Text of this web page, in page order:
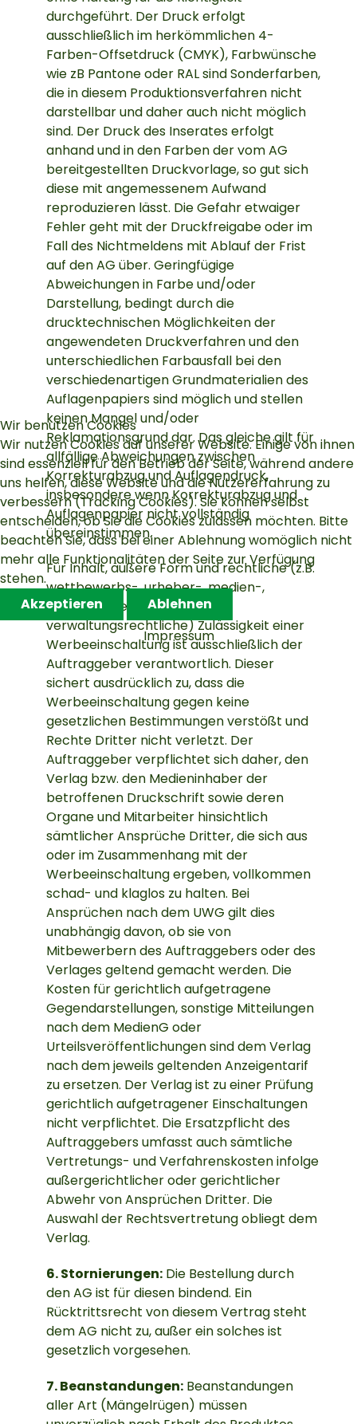
durchgeführt. Der Druck erfolgt
ausschließlich im herkömmlichen 4-
Farben-Offsetdruck (CMYK), Farbwünsche
wie zB Pantone oder RAL sind Sonderfarben,
die in diesem Produktionsverfahren nicht
darstellbar und daher auch nicht möglich
sind. Der Druck des Inserates erfolgt
anhand und in den Farben der vom AG
bereitgestellten Druckvorlage, so gut sich
diese mit angemessenem Aufwand
reproduzieren lässt. Die Gefahr etwaiger
Fehler geht mit der Druckfreigabe oder im
Fall des Nichtmeldens mit Ablauf der Frist
auf den AG über. Geringfügige
Abweichungen in Farbe und/oder
Darstellung, bedingt durch die
drucktechnischen Möglichkeiten der
angewendeten Druckverfahren und den
unterschiedlichen Farbausfall bei den
verschiedenartigen Grundmaterialien des
Auflagenpapiers sind möglich und stellen
keinen Mangel und/oder
Reklamationsgrund dar. Das gleiche gilt für
allfällige Abweichungen zwischen
Korrekturabzug und Auflagendruck,
insbesondere wenn Korrekturabzug und
Auflagenpapier nicht vollständig
übereinstimmen.
Für Inhalt, äußere Form und rechtliche (z.B.
wettbewerbs-, urheber-, medien-,
persönlichkeits- und
verwaltungsrechtliche) Zulässigkeit einer
Werbeeinschaltung ist ausschließlich der
Auftraggeber verantwortlich. Dieser
sichert ausdrücklich zu, dass die
Werbeeinschaltung gegen keine
gesetzlichen Bestimmungen verstößt und
Rechte Dritter nicht verletzt. Der
Auftraggeber verpflichtet sich daher, den
Verlag bzw. den Medieninhaber der
betroffenen Druckschrift sowie deren
Organe und Mitarbeiter hinsichtlich
sämtlicher Ansprüche Dritter, die sich aus
oder im Zusammenhang mit der
Werbeeinschaltung ergeben, vollkommen
schad- und klaglos zu halten. Bei
Ansprüchen nach dem UWG gilt dies
unabhängig davon, ob sie von
Mitbewerbern des Auftraggebers oder des
Verlages geltend gemacht werden. Die
Kosten für gerichtlich aufgetragene
Gegendarstellungen, sonstige Mitteilungen
nach dem MedienG oder
Urteilsveröffentlichungen sind dem Verlag
nach dem jeweils geltenden Anzeigentarif
zu ersetzen. Der Verlag ist zu einer Prüfung
gerichtlich aufgetragener Einschaltungen
nicht verpflichtet. Die Ersatzpflicht des
Auftraggebers umfasst auch sämtliche
Vertretungs- und Verfahrenskosten infolge
außergerichtlicher oder gerichtlicher
Abwehr von Ansprüchen Dritter. Die
Auswahl der Rechtsvertretung obliegt dem
Verlag.
6. Stornierungen: Die Bestellung durch
den AG ist für diesen bindend. Ein
Rücktrittsrecht von diesem Vertrag steht
dem AG nicht zu, außer ein solches ist
gesetzlich vorgesehen.
7. Beanstandungen: Beanstandungen
aller Art (Mängelrügen) müssen
Wir benutzen Cookies
Wir nutzen Cookies auf unserer Website. Einige von ihnen
sind essenziell für den Betrieb der Seite, während andere
uns helfen, diese Website und die Nutzererfahrung zu
verbessern (Tracking Cookies). Sie können selbst
entscheiden, ob Sie die Cookies zulassen möchten. Bitte
beachten Sie, dass bei einer Ablehnung womöglich nicht
mehr alle Funktionalitäten der Seite zur Verfügung
stehen.
Akzeptieren
Ablehnen
Impressum